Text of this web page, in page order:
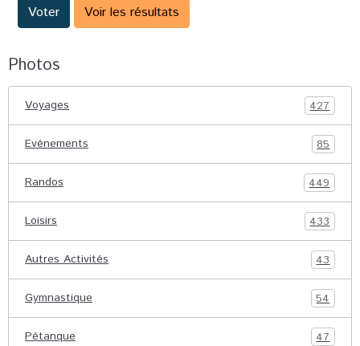
Voter Voir les résultats
Photos
Voyages 427
Evénements 85
Randos 449
Loisirs 433
Autres Activités 43
Gymnastique 54
Pétanque 47